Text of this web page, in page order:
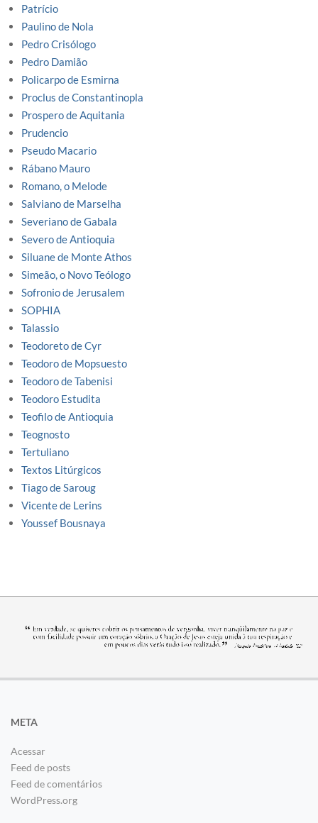
Patrício
Paulino de Nola
Pedro Crisólogo
Pedro Damião
Policarpo de Esmirna
Proclus de Constantinopla
Prospero de Aquitania
Prudencio
Pseudo Macario
Rábano Mauro
Romano, o Melode
Salviano de Marselha
Severiano de Gabala
Severo de Antioquia
Siluane de Monte Athos
Simeão, o Novo Teólogo
Sofronio de Jerusalem
SOPHIA
Talassio
Teodoreto de Cyr
Teodoro de Mopsuesto
Teodoro de Tabenisi
Teodoro Estudita
Teofilo de Antioquia
Teognosto
Tertuliano
Textos Litúrgicos
Tiago de Saroug
Vicente de Lerins
Youssef Bousnaya
META
Acessar
Feed de posts
Feed de comentários
WordPress.org